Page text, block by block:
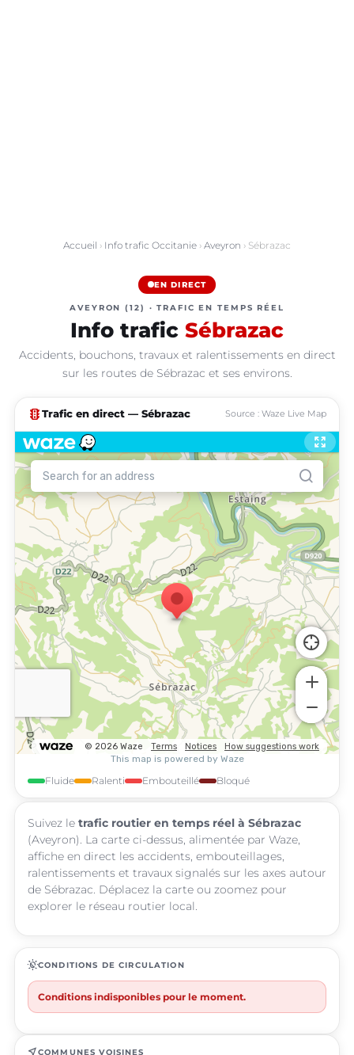
Accueil › Info trafic Occitanie › Aveyron › Sébrazac
EN DIRECT
AVEYRON (12) · TRAFIC EN TEMPS RÉEL
Info trafic Sébrazac
Accidents, bouchons, travaux et ralentissements en direct
sur les routes de Sébrazac et ses environs.
traffic Trafic en direct — Sébrazac Source : Waze Live Map
Fluide Ralenti Embouteillé Bloqué
Suivez le trafic routier en temps réel à Sébrazac
(Aveyron). La carte ci-dessus, alimentée par Waze,
affiche en direct les accidents, embouteillages,
ralentissements et travaux signalés sur les axes autour
de Sébrazac. Déplacez la carte ou zoomez pour
explorer le réseau routier local.
routineCONDITIONS DE CIRCULATION
Conditions indisponibles pour le moment.
near_meCOMMUNES VOISINES